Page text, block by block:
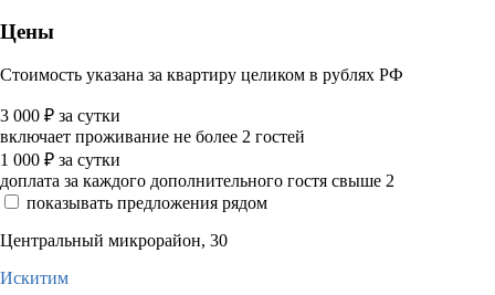
Цены
Стоимость указана за квартиру целиком в рублях РФ
3 000 ₽ за сутки
включает проживание не более 2 гостей
1 000 ₽ за сутки
доплата за каждого дополнительного гостя свыше 2
показывать предложения рядом
Центральный микрорайон, 30
Искитим